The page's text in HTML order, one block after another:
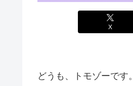
X
どうも、トモゾーです。